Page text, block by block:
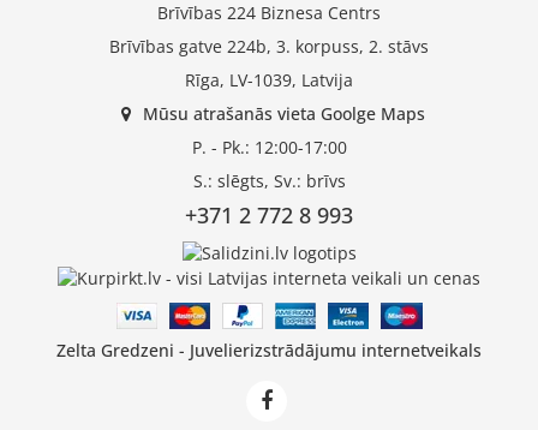
Brīvības 224 Biznesa Centrs
Brīvības gatve 224b, 3. korpuss, 2. stāvs
Rīga, LV-1039, Latvija
Mūsu atrašanās vieta Goolge Maps
P. - Pk.: 12:00-17:00
S.: slēgts, Sv.: brīvs
+371 2 772 8 993
Zelta Gredzeni - Juvelierizstrādājumu internetveikals